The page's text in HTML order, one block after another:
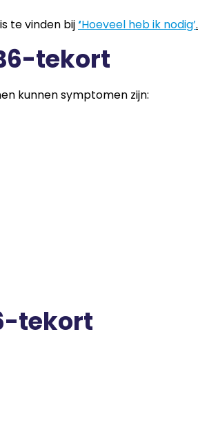
te vinden bij‘Hoeveel heb ik nodig’.
tekort
kunnen symptomen zijn:
tekort